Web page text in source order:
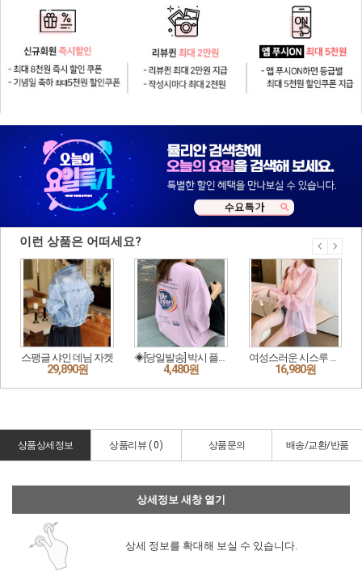
상품상세정보 상품리뷰 ( 0) 상품문의 배송/교환/반품
상세정보 새창 열기
상세 정보를 확대해 보실 수 있습니다.